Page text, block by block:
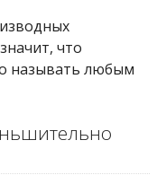
что
называть любым